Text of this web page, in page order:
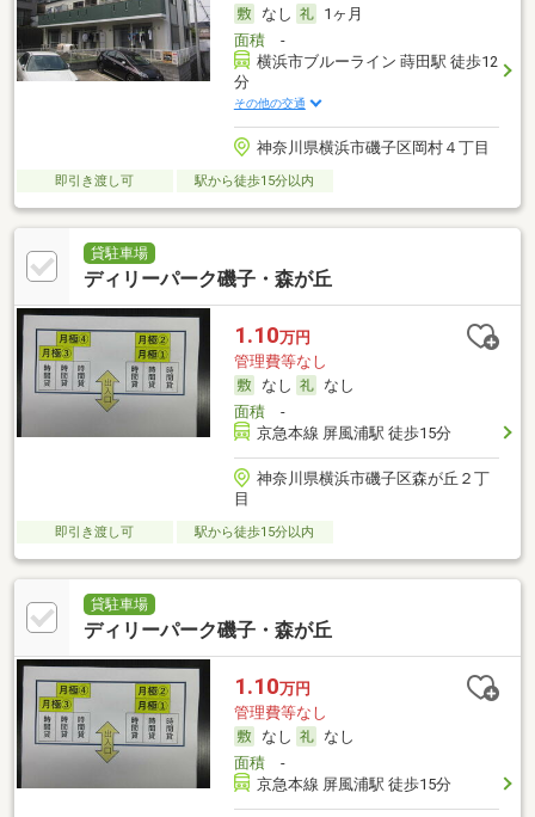
なし
1ヶ月
面積-
横浜市ブルーライン 蒔田駅 徒歩12
分
その他の交通
神奈川県横浜市磯子区岡村４丁目
即引き渡し可 駅から徒歩15分以内
貸駐車場
ディリーパーク磯子・森が丘
1.10万円
管理費等なし
なし
なし
面積-
京急本線 屏風浦駅 徒歩15分
神奈川県横浜市磯子区森が丘２丁
目
即引き渡し可 駅から徒歩15分以内
貸駐車場
ディリーパーク磯子・森が丘
1.10万円
管理費等なし
なし
なし
面積-
京急本線 屏風浦駅 徒歩15分